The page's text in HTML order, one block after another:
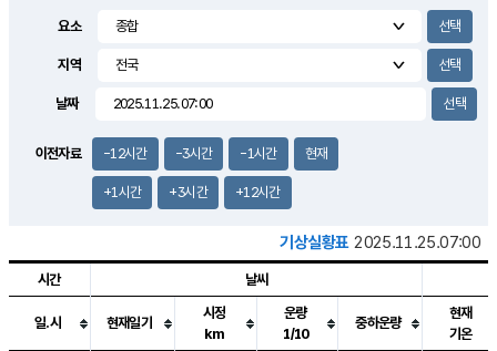
2.8m/s
요소
지역
날짜
이전자료 -12시간 -3시간 -1시간 현재
+1시간 +3시간 +12시간
기상실황표 2025.11.25.07:00
시간 날씨
일.시 현재일기
시정
km
운량
1/10
중하운량
현재
기온